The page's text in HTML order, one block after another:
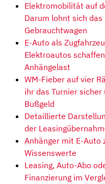
Elektromobilität auf
Darum lohnt sich das
Gebrauchtwagen
E-Auto als
Elektroautos
Anhängelast
WM-Fieber auf vier
ihr das Turnier sicher
Bußgeld
Detaillierte
der
Anhänger mit E-Auto
Wissenswerte
Leasing, Auto-Abo
Finanzierung im